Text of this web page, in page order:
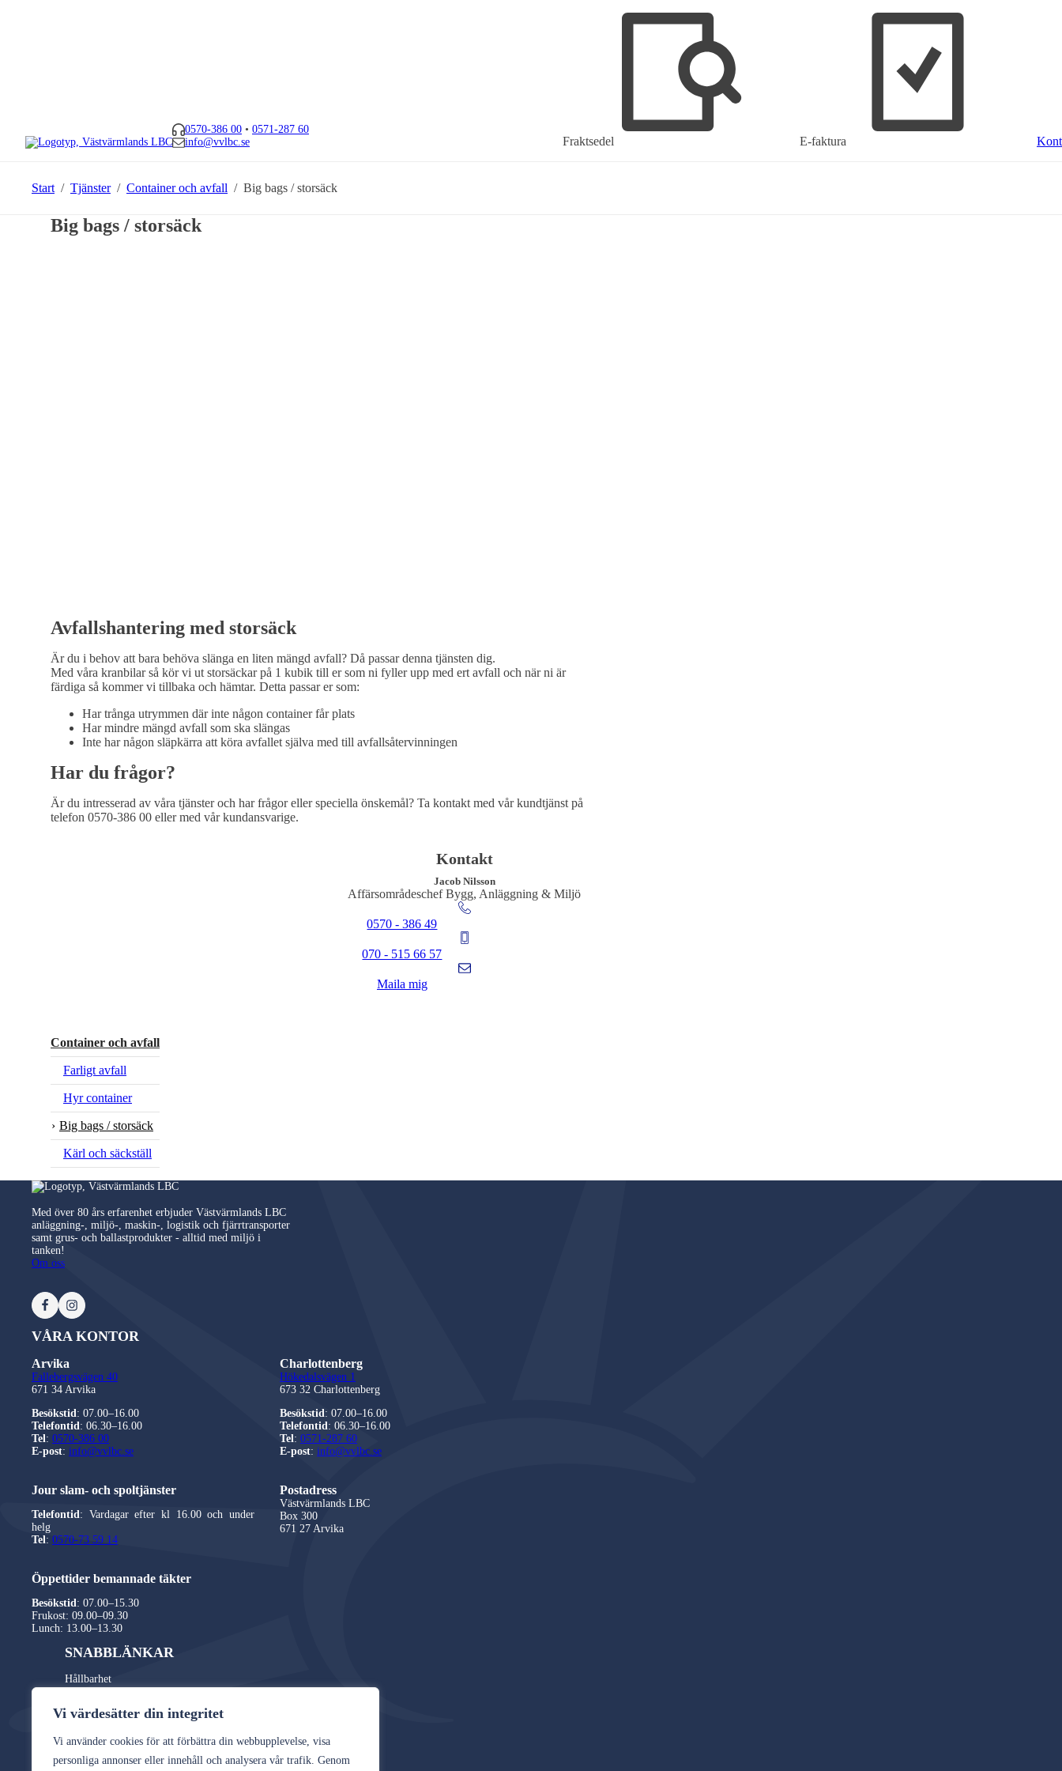
Vi värdesätter din integritet
Vi använder cookies för att förbättra din webbupplevelse, visa
personliga annonser eller innehåll och analysera vår trafik. Genom
0570-386 00 • 0571-287 60
info@vvlbc.se
Fraktsedel E-faktura
Start / Tjänster/ Container och avfall / Big bags / storsäck
Big bags / storsäck
Avfallshantering med storsäck
Är du i behov att bara behöva slänga en liten mängd avfall? Då passar denna tjänsten dig.
Med våra kranbilar så kör vi ut storsäckar på 1 kubik till er som ni fyller upp med ert avfall och när ni är
färdiga så kommer vi tillbaka och hämtar. Detta passar er som:
Har trånga utrymmen där inte någon container får plats
Har mindre mängd avfall som ska slängas
Inte har någon släpkärra att köra avfallet själva med till avfallsåtervinningen
Har du frågor?
Är du intresserad av våra tjänster och har frågor eller speciella önskemål? Ta kontakt med vår kundtjänst på
telefon 0570-386 00 eller med vår kundansvarige.
Kontakt
Jacob Nilsson
Affärsområdeschef Bygg, Anläggning & Miljö
0570 - 386 49
070 - 515 66 57
Maila mig
Container och avfall
Farligt avfall
Hyr container
Big bags / storsäck
Kärl och säckställ
Med över 80 års erfarenhet erbjuder Västvärmlands LBC
anläggning-, miljö-, maskin-, logistik och fjärrtransporter
samt grus- och ballastprodukter - alltid med miljö i
tanken!
Om oss
VÅRA KONTOR
Arvika
Fallebergsvägen 40
671 34 Arvika
Besökstid: 07.00–16.00
Telefontid: 06.30–16.00
Tel: 0570-386 00
E-post: info@vvlbc.se
Charlottenberg
Hökedalsvägen 1
673 32 Charlottenberg
Besökstid: 07.00–16.00
Telefontid: 06.30–16.00
Tel: 0571-287 60
E-post: info@vvlbc.se
Jour slam- och spoltjänster
Telefontid: Vardagar efter kl 16.00 och under
helg
Tel: 0570-73 59 14
Postadress
Västvärmlands LBC
Box 300
671 27 Arvika
Öppettider bemannade täkter
Besökstid: 07.00–15.30
Frukost: 09.00–09.30
Lunch: 13.00–13.30
SNABBLÄNKAR
Hållbarhet
Fair Transport
Kvalitet & Miljö
Integritetspolicy